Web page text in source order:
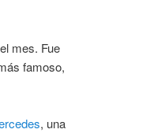
mes. Fue
famoso,
, una